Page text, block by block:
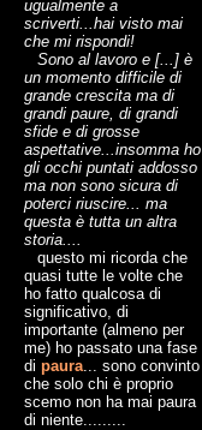
ugualmente a
scriverti...hai visto mai
che mi rispondi!
Sono al lavoro e [...] è
un momento difficile di
grande crescita ma di
grandi paure, di grandi
sfide e di grosse
aspettative...insomma ho
gli occhi puntati addosso
ma non sono sicura di
poterci riuscire... ma
questa è tutta un altra
storia....
questo mi ricorda che
quasi tutte le volte che
ho fatto qualcosa di
significativo, di
importante (almeno per
me) ho passato una fase
di paura... sono convinto
che solo chi è proprio
scemo non ha mai paura
di niente.........